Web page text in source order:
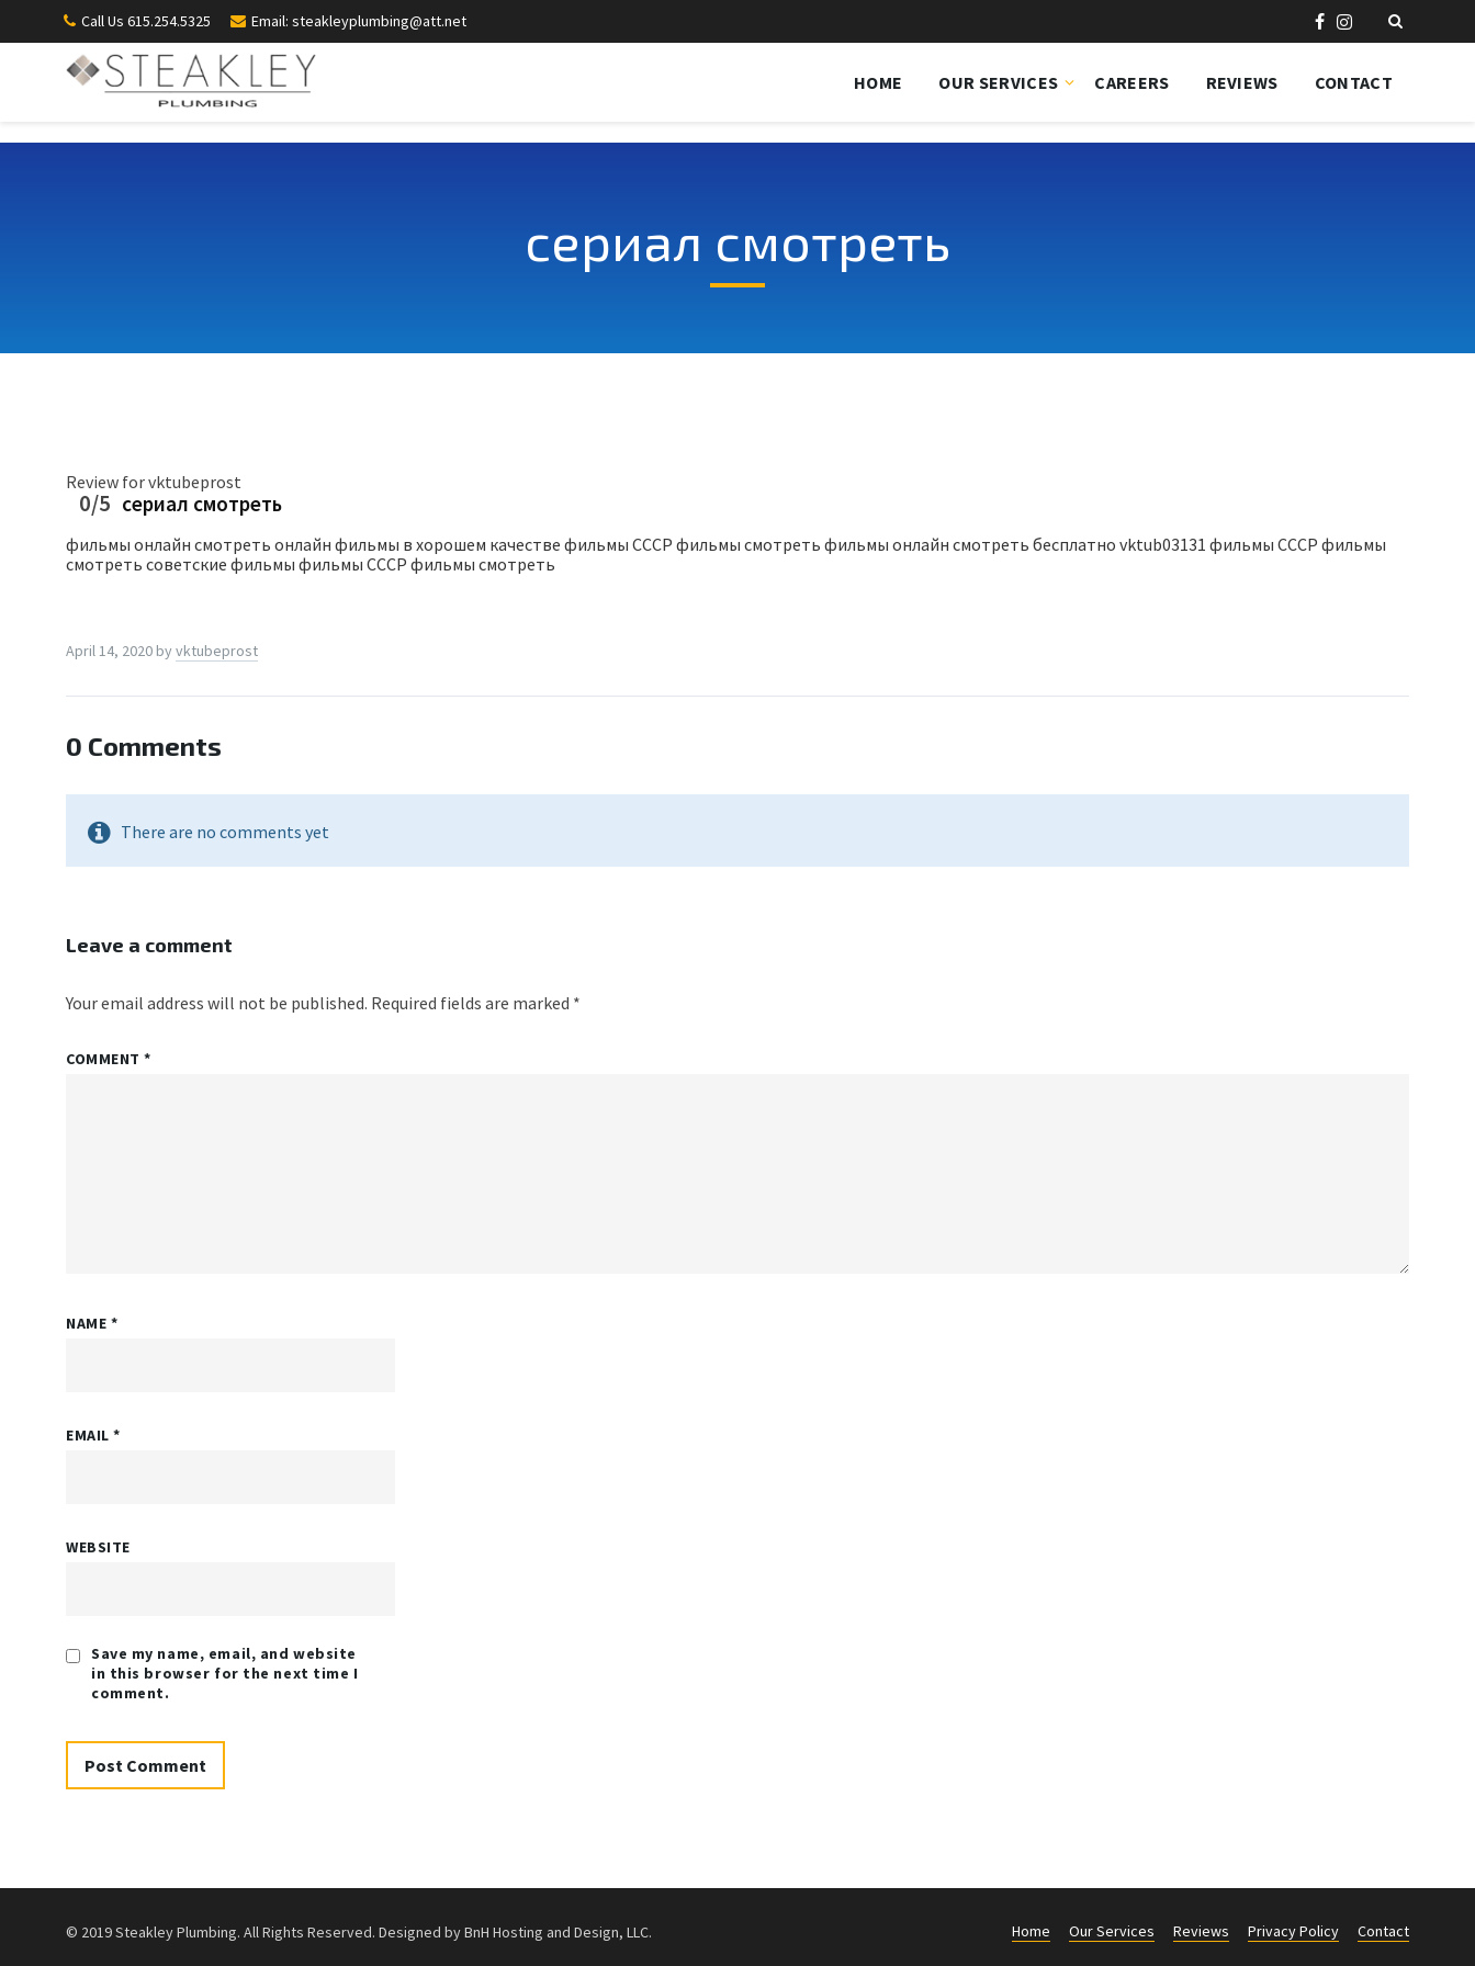
Call Us 615.254.5325 Email: steakleyplumbing@att.net
HOME OUR SERVICES CAREERS REVIEWS CONTACT
сериал смотреть
Review for vktubeprost
0/5 сериал смотреть
фильмы онлайн смотреть онлайн фильмы в хорошем качестве фильмы СССР фильмы смотреть фильмы онлайн смотреть бесплатно vktub03131 фильмы СССР фильмы
смотреть советские фильмы фильмы СССР фильмы смотреть
April 14, 2020 byvktubeprost
0 Comments
There are no comments yet
Leave a comment
Your email address will not be published. Required fields are marked *
COMMENT*
NAME *
EMAIL*
WEBSITE
Save my name, email, and website
in this browser for the next time I
comment.
Home Our Services Reviews Privacy Policy Contact
© 2019 Steakley Plumbing. All Rights Reserved. Designed by BnH Hosting and Design, LLC.